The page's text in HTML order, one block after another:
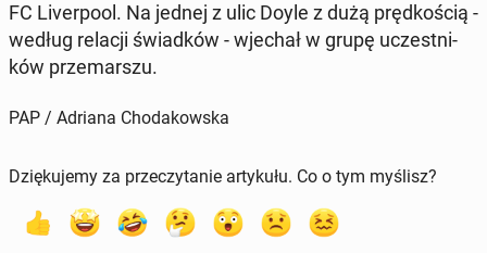
FC Li­ver­po­ol. Na jednej z ulic Doyle z dużą pręd­ko­ścią -
według relacji świad­ków - wjechał w grupę uczest­ni­
ków prze­mar­szu.
PAP / Adriana Chodakowska
Dziękujemy za przeczytanie artykułu. Co o tym myślisz?